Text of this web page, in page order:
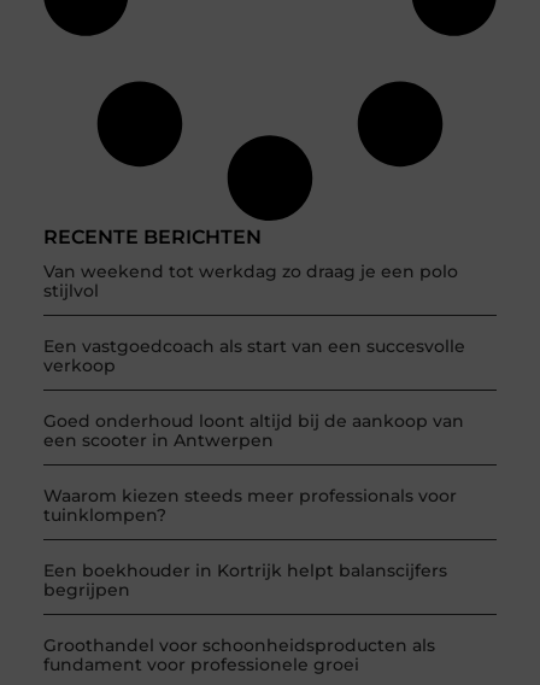
RECENTE BERICHTEN
Van weekend tot werkdag zo draag je een polo
stijlvol
Een vastgoedcoach als start van een succesvolle
verkoop
Goed onderhoud loont altijd bij de aankoop van
een scooter in Antwerpen
Waarom kiezen steeds meer professionals voor
tuinklompen?
Een boekhouder in Kortrijk helpt balanscijfers
begrijpen
Groothandel voor schoonheidsproducten als
fundament voor professionele groei